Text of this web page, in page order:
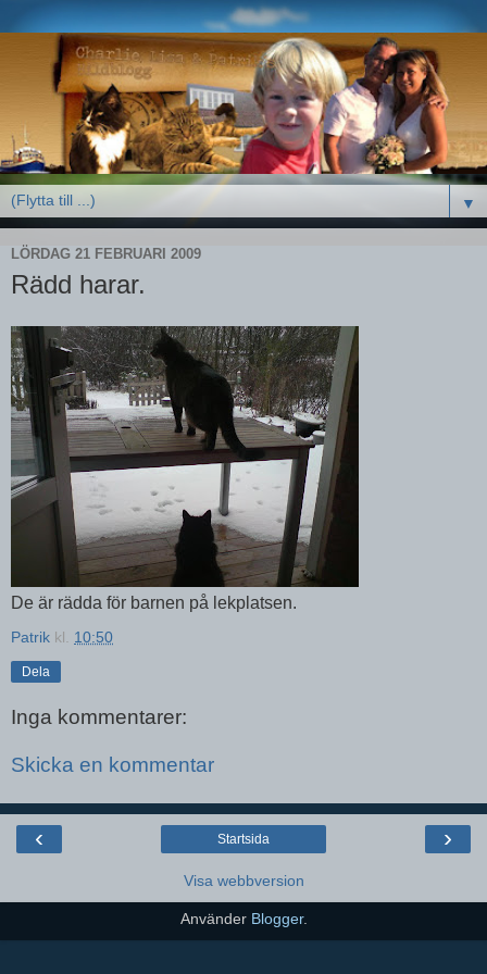
▼
LÖRDAG 21 FEBRUARI 2009
Rädd harar.
De är rädda för barnen på lekplatsen.
Patrik kl. 10:50
Dela
Inga kommentarer:
Skicka en kommentar
‹ ›
Startsida
Visa webbversion
Använder Blogger.